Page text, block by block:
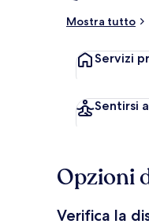
Mostra tutto
Servizi
Sentirsi
Opzioni
Verifica la